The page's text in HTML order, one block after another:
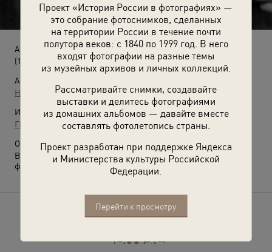
Проект «История России в фотографиях» —
это собрание фотоснимков, сделанных
на территории России в течение почти
полутора веков: с 1840 по 1999 год. В него
входят фотографии на разные темы
из музейных архивов и личных коллекций.
Рассматривайте снимки, создавайте
выставки и делитесь фотографиями
из домашних альбомов — давайте вместе
составлять фотолетопись страны.
Проект разработан при поддержке Яндекса
и Министерства культуры Российской
Федерации.
Перейти к просмотру
Академик Александр Евгеньевич Ферсман
(1920-е)
Автор:
Неизвестный автор
Источники:
ГИН РАН
О фотографии:
Выставка«"Дядя слон" академик Ферсман»с этой
фотографией.
Расскажите друзьям об этом фото